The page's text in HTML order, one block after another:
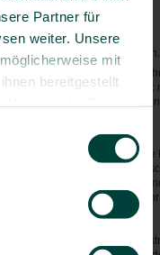
Partner für
weiter. Unsere
mit
bereitgestellt
Borreliose(saisonal)
FSME(saisonal)
Malaria
- Kein Risiko
gilt: Mücken-/
Bei Malaria gilt
by-Präparates nach
Hinweise:
Sie bei Ihrer Reise an
zu Engpässen in der
einer Reisekranken-
Ausführliche
- Ausland
bedenken Sie, dass es ggf.